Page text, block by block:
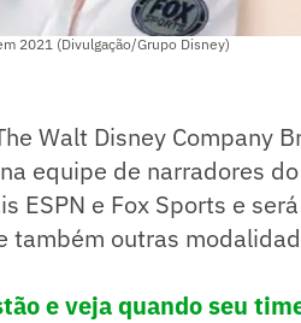
2021 (Divulgação/Grupo Disney)
Walt Disney Company
equipe de narradores
ESPN e Fox Sports e
também outras
e veja quando seu